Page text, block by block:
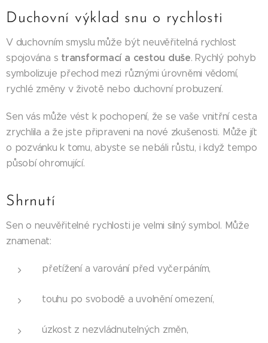
Duchovní výklad snu o rychlosti
V duchovním smyslu může být neuvěřitelná rychlost
spojována s transformací a cestou duše. Rychlý pohyb
symbolizuje přechod mezi různými úrovněmi vědomí,
rychlé změny v životě nebo duchovní probuzení.
Sen vás může vést k pochopení, že se vaše vnitřní cesta
zrychlila a že jste připraveni na nové zkušenosti. Může jít
o pozvánku k tomu, abyste se nebáli růstu, i když tempo
působí ohromující.
Shrnutí
Sen o neuvěřitelné rychlosti je velmi silný symbol. Může
znamenat:
přetížení a varování před vyčerpáním,
touhu po svobodě a uvolnění omezení,
úzkost z nezvládnutelných změn,